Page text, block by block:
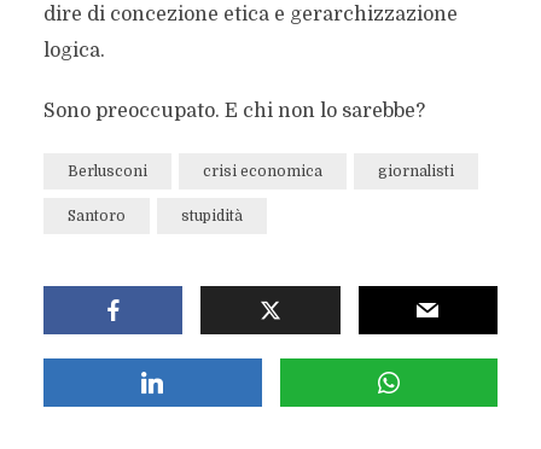
dire di concezione etica e gerarchizzazione
logica.
Sono preoccupato. E chi non lo sarebbe?
Berlusconi crisi economica giornalisti
Santoro stupidità